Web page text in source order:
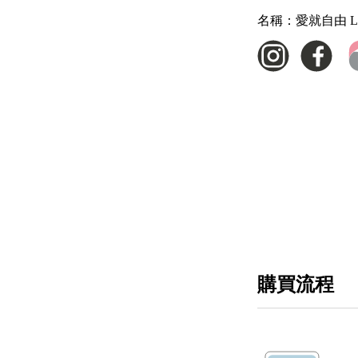
名稱： 愛就自由
購買流程